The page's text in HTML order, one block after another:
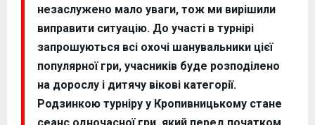
незаслужено мало уваги, тож ми вирішили
виправити ситуацію. До участі в турнірі
запрошуються всі охочі шанувальники цієї
популярної гри, учасників буде розподілено
на дорослу і дитячу вікові категорії.
Родзинкою турніру у Кропивницькому стане